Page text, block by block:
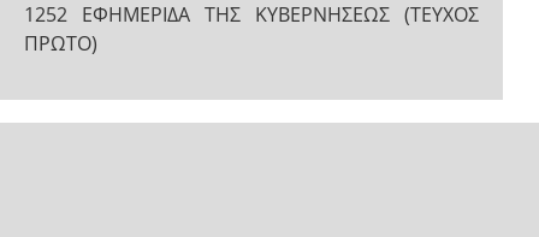
1252 ΕΦΗΜΕΡΙΔΑ ΤΗΣ ΚΥΒΕΡΝΗΣΕΩΣ (ΤΕΥΧΟΣ
ΠΡΩΤΟ)